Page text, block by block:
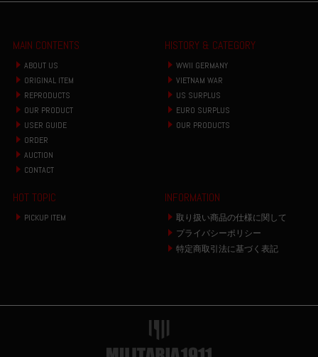
MAIN CONTENTS
ABOUT US
ORIGINAL ITEM
REPRODUCTS
OUR PRODUCT
USER GUIDE
ORDER
AUCTION
CONTACT
HISTORY & CATEGORY
WWII GERMANY
VIETNAM WAR
US SURPLUS
EURO SURPLUS
OUR PRODUCTS
HOT TOPIC
PICKUP ITEM
INFORMATION
取り扱い商品の仕様に関して
プライバシーポリシー
特定商取引法に基づく表記